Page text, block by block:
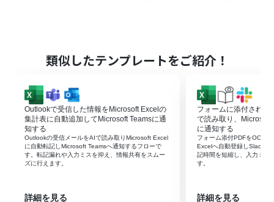
はじめに、Microsoft ExcelをYoomと連携します。
次に、トリガーでフォームトリガーを選択し、ファイル添
付用の項目を含んだフォームを作成します。
次に、オペレーションでOCR機能を選択し、「OCRで文
字を抽出」アクションで、トリガーで添付されたファイル
を指定します。
最後に、オペレーションでMicrosoft Excelの「レコード
を任意のシートや列に追加します。
類似したテンプレートをご紹介！
Outlookで受信した情報をMicrosoft Excelの
集計表に自動追加してMicrosoft Teamsに通
知する
Outlookの受信メールをAIで読み取りMicrosoft Excel
に自動転記しMicrosoft Teamsへ通知するフローで
す。転記漏れや入力ミスを抑え、情報共有をスムー
ズに行えます。
詳細を見る
フォームに添付された
で読み取り、
に通知する
フォーム添付PDFをOCR
Excelへ自動登録しSlackに
記時間を短縮し、入力ミス
す。
詳細を見る